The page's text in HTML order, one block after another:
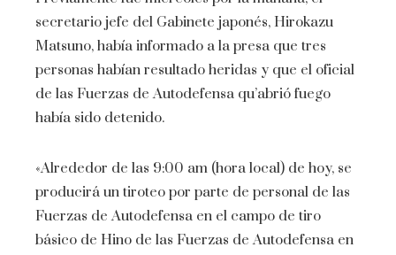
secretario jefe del Gabinete japonés, Hirokazu
Matsuno, había informado a la presa que tres
personas habían resultado heridas y que el oficial
de las Fuerzas de Autodefensa qu’abrió fuego
había sido detenido.
«Alrededor de las 9:00 am (hora local) de hoy, se
producirá un tiroteo por parte de personal de las
Fuerzas de Autodefensa en el campo de tiro
básico de Hino de las Fuerzas de Autodefensa en